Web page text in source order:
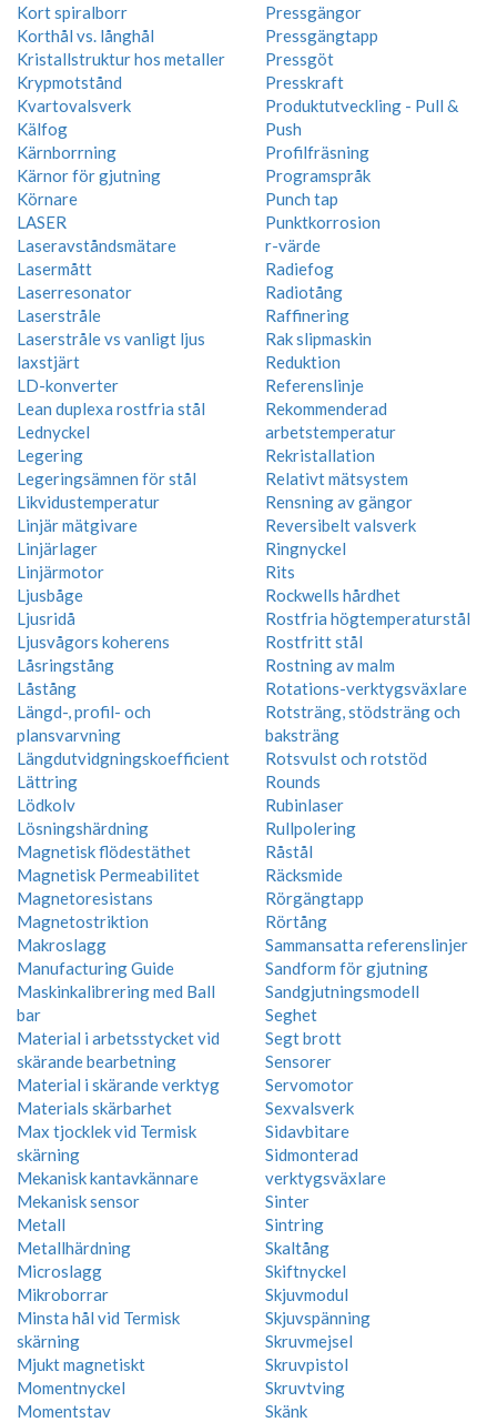
Kort spiralborr
Korthål vs. långhål
Kristallstruktur hos metaller
Krypmotstånd
Kvartovalsverk
Kälfog
Kärnborrning
Kärnor för gjutning
Körnare
LASER
Laseravståndsmätare
Lasermått
Laserresonator
Laserstråle
Laserstråle vs vanligt ljus
laxstjärt
LD-konverter
Lean duplexa rostfria stål
Lednyckel
Legering
Legeringsämnen för stål
Likvidustemperatur
Linjär mätgivare
Linjärlager
Linjärmotor
Ljusbåge
Ljusridå
Ljusvågors koherens
Låsringstång
Låstång
Längd-, profil- och
plansvarvning
Längdutvidgningskoefficient
Lättring
Lödkolv
Lösningshärdning
Magnetisk flödestäthet
Magnetisk Permeabilitet
Magnetoresistans
Magnetostriktion
Makroslagg
Manufacturing Guide
Maskinkalibrering med Ball
bar
Material i arbetsstycket vid
skärande bearbetning
Material i skärande verktyg
Materials skärbarhet
Max tjocklek vid Termisk
skärning
Mekanisk kantavkännare
Mekanisk sensor
Metall
Metallhärdning
Microslagg
Mikroborrar
Minsta hål vid Termisk
skärning
Mjukt magnetiskt
Momentnyckel
Momentstav
Pressgängor
Pressgängtapp
Pressgöt
Presskraft
Produktutveckling - Pull &
Push
Profilfräsning
Programspråk
Punch tap
Punktkorrosion
r-värde
Radiefog
Radiotång
Raffinering
Rak slipmaskin
Reduktion
Referenslinje
Rekommenderad
arbetstemperatur
Rekristallation
Relativt mätsystem
Rensning av gängor
Reversibelt valsverk
Ringnyckel
Rits
Rockwells hårdhet
Rostfria högtemperaturstål
Rostfritt stål
Rostning av malm
Rotations-verktygsväxlare
Rotsträng, stödsträng och
baksträng
Rotsvulst och rotstöd
Rounds
Rubinlaser
Rullpolering
Råstål
Räcksmide
Rörgängtapp
Rörtång
Sammansatta referenslinjer
Sandform för gjutning
Sandgjutningsmodell
Seghet
Segt brott
Sensorer
Servomotor
Sexvalsverk
Sidavbitare
Sidmonterad
verktygsväxlare
Sinter
Sintring
Skaltång
Skiftnyckel
Skjuvmodul
Skjuvspänning
Skruvmejsel
Skruvpistol
Skruvtving
Skänk